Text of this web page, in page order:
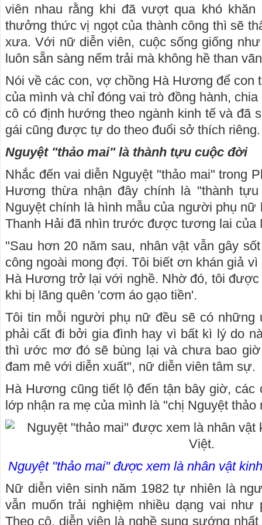
viên nhau rằng khi đã vượt qua khó khăn
thưởng thức vị ngọt của thành công thì sẽ
xưa. Với nữ diễn viên, cuộc sống giống
luôn sẵn sàng nếm trải mà không hề than
Nói về các con, vợ chồng Hà Hương để con
của mình và chỉ đóng vai trò đồng hành,
cô có định hướng theo ngành kinh tế và đã
gái cũng được tự do theo đuổi sở thích riêng.
Nguyệt "thảo mai" là thành tựu cuộc đời
Nhắc đến vai diễn Nguyệt "thảo mai" trong
Hương thừa nhận đây chính là "thành
Nguyệt chính là hình mẫu của người phụ nữ
Thanh Hải đã nhìn trước được tương lai của
"Sau hơn 20 năm sau, nhân vật vẫn gây
công ngoài mong đợi. Tôi biết ơn khán giả
Hà Hương trở lại với nghề. Nhờ đó, tôi
khi bị lãng quên 'cơm áo gạo tiền'.
Tôi tin mỗi người phụ nữ đều sẽ có
phải cất đi bởi gia đình hay vì bất kì lý do
thì ước mơ đó sẽ bùng lại và chưa bao
đam mê với diễn xuất", nữ diễn viên tâm sự.
Hà Hương cũng tiết lộ đến tận bây giờ, các
lớp nhận ra mẹ của mình là "chị Nguyệt thảo
Nguyệt "thảo mai" được xem là nhân vật
Nữ diễn viên sinh năm 1982 tự nhiên là
vẫn muốn trải nghiệm nhiều dạng vai như
Theo cô, diễn viên là nghề sung sướng